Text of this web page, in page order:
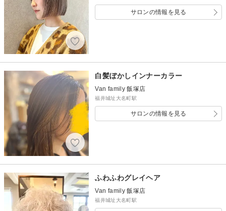
サロンの情報を見る
白髪ぼかしインナーカラー
Van family 飯塚店
福井城址大名町駅
サロンの情報を見る
ふわふわグレイヘア
Van family 飯塚店
福井城址大名町駅